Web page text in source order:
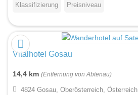
Klassifizierung Preisniveau
Vitalhotel Gosau
14,4 km (Entfernung von Abtenau)
4824 Gosau, Oberösterreich, Österreich